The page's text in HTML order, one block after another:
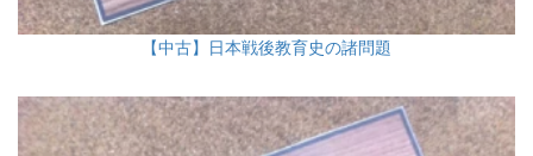
【中古】日本戦後教育史の諸問題